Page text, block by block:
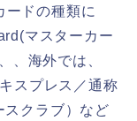
ードの種類に
マスターカー
、海外では、
スプレス／通称
クラブ）など